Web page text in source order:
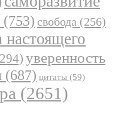
(753) свобода (256)
настоящего
уверенность
(687) цитаты (59)
(2651)